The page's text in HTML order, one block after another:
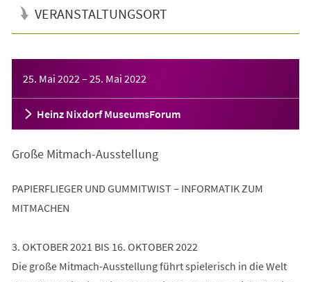
VERANSTALTUNGSORT
25. Mai 2022 – 25. Mai 2022
Heinz Nixdorf MuseumsForum
Große Mitmach-Ausstellung
PAPIERFLIEGER UND GUMMITWIST – INFORMATIK ZUM
MITMACHEN
3. OKTOBER 2021 BIS 16. OKTOBER 2022
Die große Mitmach-Ausstellung führt spielerisch in die Welt